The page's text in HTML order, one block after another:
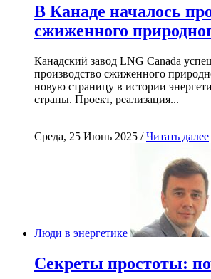
В Канаде началось
сжиженного
Канадский завод LNG Canada
производство сжиженного
новую страницу в истории
страны. Проект, реализация...
Среда, 25 Июнь 2025 /Читать далее
Люди в энергетике
Секреты простоты: